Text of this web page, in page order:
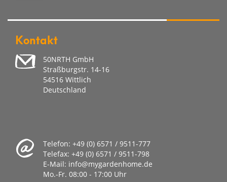
Kontakt
50NRTH GmbH
Straßburgstr. 14-16
54516 Wittlich
Deutschland
Telefon: +49 (0) 6571 / 9511-777
Telefax: +49 (0) 6571 / 9511-798
E-Mail: info@mygardenhome.de
Mo.-Fr. 08:00 - 17:00 Uhr